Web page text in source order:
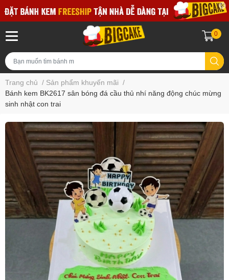
0
Trang chủ / Sản phẩm khuyến mãi /
Bánh kem BK2617 sân bóng đá cầu thủ nhí năng động chúc mừng
sinh nhật con trai